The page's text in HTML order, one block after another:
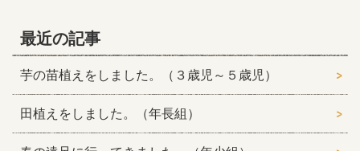
最近の記事
芋の苗植えをしました。（３歳児～５歳児）
田植えをしました。（年長組）